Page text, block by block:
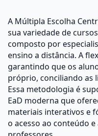
A Múltipla Escolha
sua variedade de
composto por
ensino a distância. A
garantindo que os
próprio, conciliando as
Essa metodologia é
EaD moderna que
materiais interativos e
o acesso ao conteúdo